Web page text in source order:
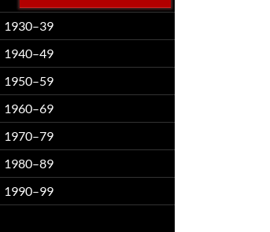
1930–39
1940–49
1950–59
1960–69
1970–79
1980–89
1990–99